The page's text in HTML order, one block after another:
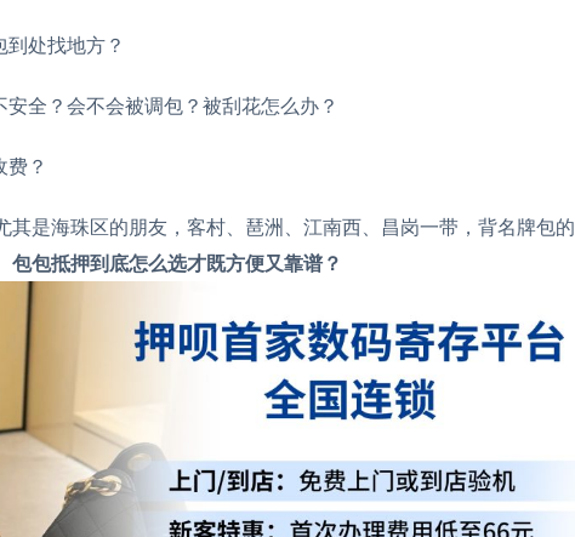
处找地方？
全？会不会被调包？被刮花怎么办？
费？
其是海珠区的朋友，客村、琶洲、江南西、昌岗一带，背名牌包的
包包抵押到底怎么选才既方便又靠谱？